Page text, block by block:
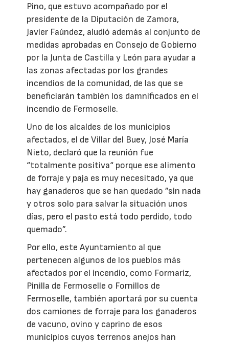
Pino, que estuvo acompañado por el
presidente de la Diputación de Zamora,
Javier Faúndez, aludió además al conjunto de
medidas aprobadas en Consejo de Gobierno
por la Junta de Castilla y León para ayudar a
las zonas afectadas por los grandes
incendios de la comunidad, de las que se
beneficiarán también los damnificados en el
incendio de Fermoselle.
Uno de los alcaldes de los municipios
afectados, el de Villar del Buey, José María
Nieto, declaró que la reunión fue
“totalmente positiva“ porque ese alimento
de forraje y paja es muy necesitado, ya que
hay ganaderos que se han quedado ”sin nada
y otros solo para salvar la situación unos
días, pero el pasto está todo perdido, todo
quemado”.
Por ello, este Ayuntamiento al que
pertenecen algunos de los pueblos más
afectados por el incendio, como Formariz,
Pinilla de Fermoselle o Fornillos de
Fermoselle, también aportará por su cuenta
dos camiones de forraje para los ganaderos
de vacuno, ovino y caprino de esos
municipios cuyos terrenos anejos han